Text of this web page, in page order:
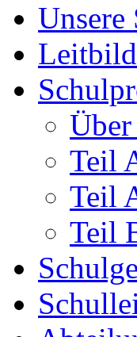
Unsere
Teil
Teil
Teil